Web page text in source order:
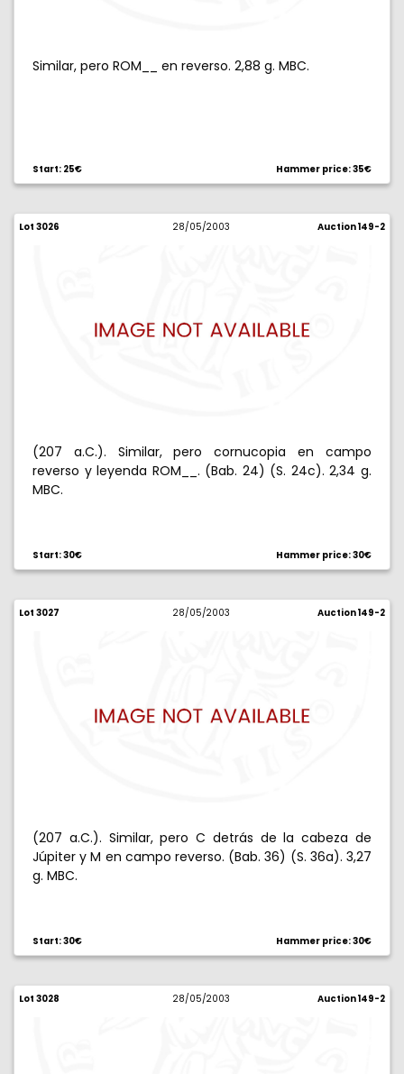
Similar, pero ROM__ en reverso. 2,88 g. MBC.
Start: 25€ Hammer price: 35€
Lot 3026 28/05/2003 Auction 149-2
(207 a.C.). Similar, pero cornucopia en campo
reverso y leyenda ROM__. (Bab. 24) (S. 24c). 2,34 g.
MBC.
Start: 30€ Hammer price: 30€
Lot 3027 28/05/2003 Auction 149-2
(207 a.C.). Similar, pero C detrás de la cabeza de
Júpiter y M en campo reverso. (Bab. 36) (S. 36a). 3,27
g. MBC.
Start: 30€ Hammer price: 30€
Lot 3028 28/05/2003 Auction 149-2